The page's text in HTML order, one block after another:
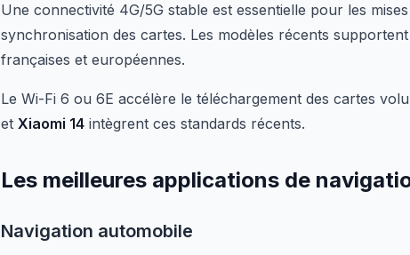
Une connectivité 4G/5G stable est essentielle pour les
synchronisation des cartes. Les modèles récents
françaises et européennes.
Le Wi-Fi 6 ou 6E accélère le téléchargement des cartes
et Xiaomi 14 intègrent ces standards récents.
Les meilleures applications de
Navigation automobile